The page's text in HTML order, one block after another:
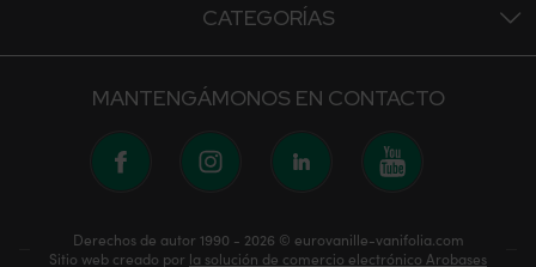
CATEGORÍAS
MANTENGÁMONOS EN CONTACTO
Derechos de autor 1990 - 2026 © eurovanille-vanifolia.com
Sitio web creado por la solución de comercio electrónico Arobases